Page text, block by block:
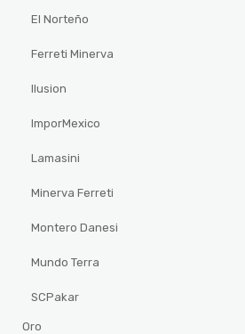
El Norteño
Ferreti Minerva
Ilusion
ImporMexico
Lamasini
Minerva Ferreti
Montero Danesi
Mundo Terra
SCPakar
Oro